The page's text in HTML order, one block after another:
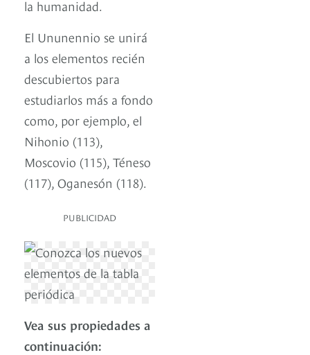
la humanidad.
El Ununennio se unirá
a los elementos recién
descubiertos para
estudiarlos más a fondo
como, por ejemplo, el
Nihonio (113),
Moscovio (115), Téneso
(117), Oganesón (118).
PUBLICIDAD
Vea sus propiedades a
continuación: